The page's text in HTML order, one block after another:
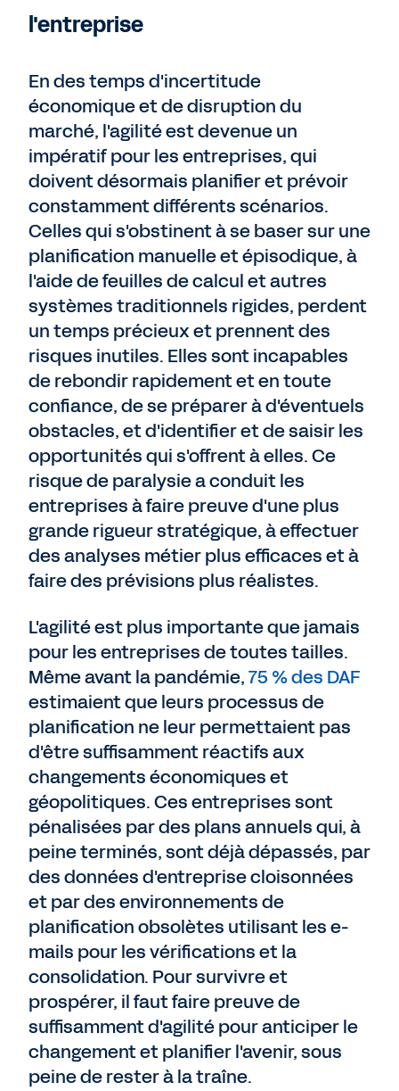
l'entreprise
En des temps d'incertitude
économique et de disruption du
marché, l'agilité est devenue un
impératif pour les entreprises, qui
doivent désormais planifier et prévoir
constamment différents scénarios.
Celles qui s'obstinent à se baser sur une
planification manuelle et épisodique, à
l'aide de feuilles de calcul et autres
systèmes traditionnels rigides, perdent
un temps précieux et prennent des
risques inutiles. Elles sont incapables
de rebondir rapidement et en toute
confiance, de se préparer à d'éventuels
obstacles, et d'identifier et de saisir les
opportunités qui s'offrent à elles. Ce
risque de paralysie a conduit les
entreprises à faire preuve d'une plus
grande rigueur stratégique, à effectuer
des analyses métier plus efficaces et à
faire des prévisions plus réalistes.
L'agilité est plus importante que jamais
pour les entreprises de toutes tailles.
Même avant la pandémie,75 % des DAF
estimaient que leurs processus de
planification ne leur permettaient pas
d'être suffisamment réactifs aux
changements économiques et
géopolitiques. Ces entreprises sont
pénalisées par des plans annuels qui, à
peine terminés, sont déjà dépassés, par
des données d'entreprise cloisonnées
et par des environnements de
planification obsolètes utilisant les e-
mails pour les vérifications et la
consolidation. Pour survivre et
prospérer, il faut faire preuve de
suffisamment d'agilité pour anticiper le
changement et planifier l'avenir, sous
peine de rester à la traîne.